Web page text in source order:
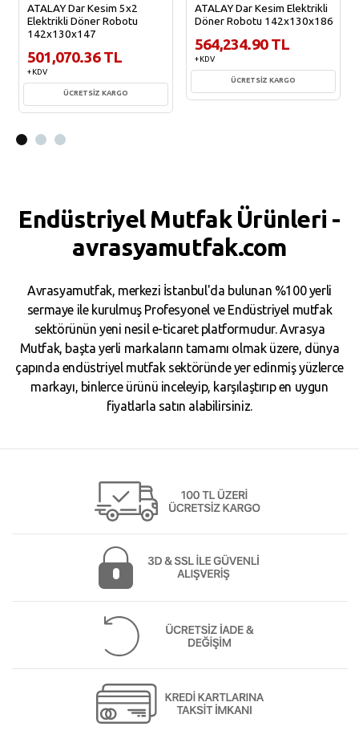
ATALAY Dar Kesim 5x2
Elektrikli Döner Robotu
142x130x147
501,070.36 TL
+ KDV
ÜCRETSİZ KARGO
ATALAY Dar Kesim Elektrikli
Döner Robotu 142x130x186
564,234.90 TL
+ KDV
ÜCRETSİZ KARGO
Endüstriyel Mutfak Ürünleri -
avrasyamutfak.com
Avrasyamutfak, merkezi İstanbul'da bulunan %100 yerli
sermaye ile kurulmuş Profesyonel ve Endüstriyel mutfak
sektörünün yeni nesil e-ticaret platformudur. Avrasya
Mutfak, başta yerli markaların tamamı olmak üzere, dünya
çapında endüstriyel mutfak sektöründe yer edinmiş yüzlerce
markayı, binlerce ürünü inceleyip, karşılaştırıp en uygun
fiyatlarla satın alabilirsiniz.